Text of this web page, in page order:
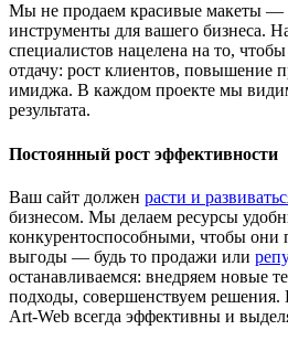
Мы не продаем красивые макеты —
инструменты для вашего бизнеса.
специалистов нацелена на то,
отдачу: рост клиентов, повышение
имиджа. В каждом проекте мы
результата.
Постоянный рост эффективности
Ваш сайт должен расти и
бизнесом. Мы делаем ресурсы
конкурентоспособными, чтобы
выгоды — будь то продажи или
останавливаемся: внедряем новые
подходы, совершенствуем
Art-Web всегда эффективны и